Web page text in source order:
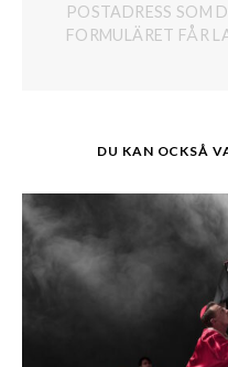
POSTADRESS SOM
FORMULÄRET FÅR
DU KAN OCKSÅ